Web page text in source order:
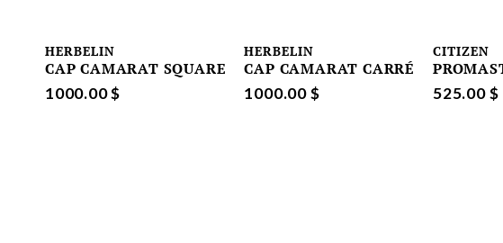
HERBELIN
CAP CAMARAT SQUARE
1000.00 $
HERBELIN
CAP CAMARAT CARRÉ
1000.00 $
CITIZEN
525.00 $